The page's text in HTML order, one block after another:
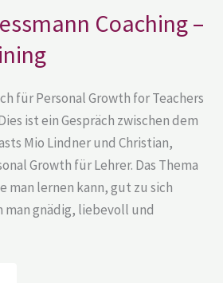
Coaching –
für Personal Growth for Teachers
ist ein Gespräch zwischen dem
Mio Lindner und Christian,
Growth für Lehrer. Das Thema
man lernen kann, gut zu sich
man gnädig, liebevoll und